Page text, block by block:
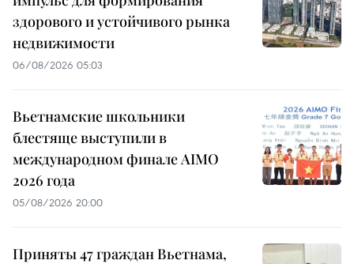
здорового и устойчивого рынка
недвижимости
06/08/2026 05:03
Вьетнамские школьники
блестяще выступили в
международном финале AIMO
2026 года
05/08/2026 20:00
Приняты 47 граждан Вьетнама,